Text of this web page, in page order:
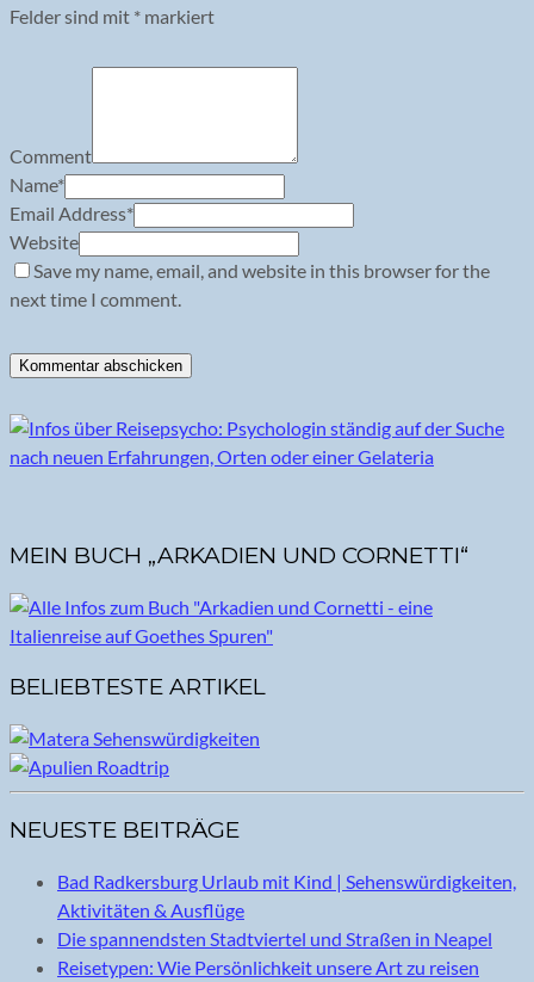
Felder sind mit * markiert
Comment
Name*
Email Address*
Website
Save my name, email, and website in this browser for the
next time I comment.
MEIN BUCH „ARKADIEN UND CORNETTI“
BELIEBTESTE ARTIKEL
NEUESTE BEITRÄGE
Bad Radkersburg Urlaub mit Kind | Sehenswürdigkeiten,
Aktivitäten & Ausflüge
Die spannendsten Stadtviertel und Straßen in Neapel
Reisetypen: Wie Persönlichkeit unsere Art zu reisen